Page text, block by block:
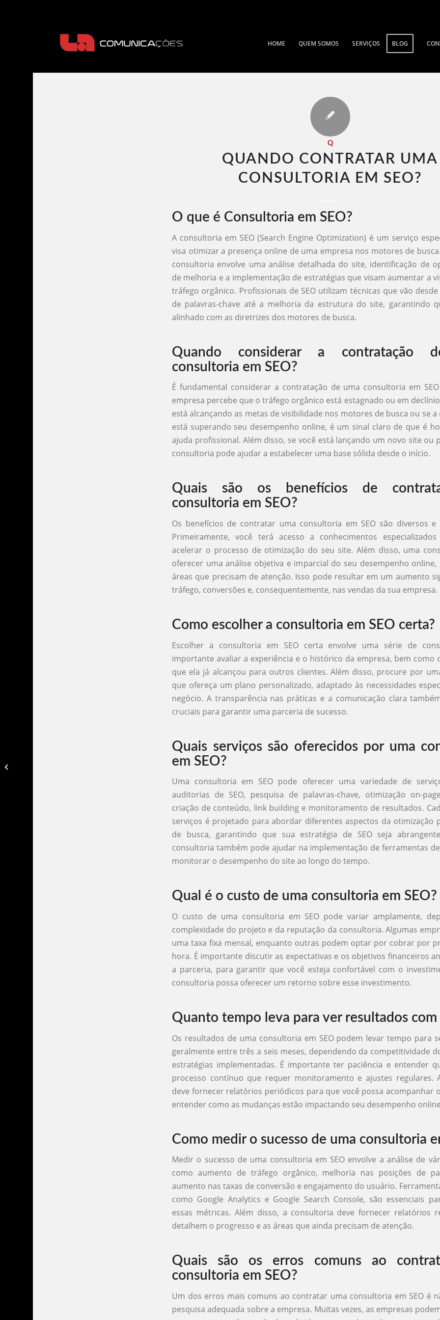
HOME QUEM SOMOS SERVIÇOS BLOG
Q
QUANDO CONTRATAR UMA
CONSULTORIA EM SEO​?
O que é Consultoria em SEO?
A consultoria em SEO (Search Engine Optimization) é um serviço
visa otimizar a presença online de uma empresa nos motores de
consultoria envolve uma análise detalhada do site, identificação de
de melhoria e a implementação de estratégias que visam aumentar a
tráfego orgânico. Profissionais de SEO utilizam técnicas que vão
de palavras-chave até a melhoria da estrutura do site, garantindo
alinhado com as diretrizes dos motores de busca.
Quando considerar a contratação
consultoria em SEO?
É fundamental considerar a contratação de uma consultoria em
empresa percebe que o tráfego orgânico está estagnado ou em
está alcançando as metas de visibilidade nos motores de busca ou se
está superando seu desempenho online, é um sinal claro de que é
ajuda profissional. Além disso, se você está lançando um novo site ou
consultoria pode ajudar a estabelecer uma base sólida desde o início.
Quais são os benefícios de
consultoria em SEO?
Os benefícios de contratar uma consultoria em SEO são diversos e
Primeiramente, você terá acesso a conhecimentos
acelerar o processo de otimização do seu site. Além disso, uma
oferecer uma análise objetiva e imparcial do seu desempenho online,
áreas que precisam de atenção. Isso pode resultar em um aumento
tráfego, conversões e, consequentemente, nas vendas da sua empresa.
Como escolher a consultoria em SEO certa?
Escolher a consultoria em SEO certa envolve uma série de
importante avaliar a experiência e o histórico da empresa, bem como
que ela já alcançou para outros clientes. Além disso, procure por
que ofereça um plano personalizado, adaptado às necessidades
negócio. A transparência nas práticas e a comunicação clara
cruciais para garantir uma parceria de sucesso.
Quais serviços são oferecidos por uma
em SEO?
Uma consultoria em SEO pode oferecer uma variedade de
auditorias de SEO, pesquisa de palavras-chave, otimização on-
criação de conteúdo, link building e monitoramento de resultados.
serviços é projetado para abordar diferentes aspectos da otimização
de busca, garantindo que sua estratégia de SEO seja
consultoria também pode ajudar na implementação de ferramentas
monitorar o desempenho do site ao longo do tempo.
Qual é o custo de uma consultoria em SEO?
O custo de uma consultoria em SEO pode variar amplamente,
complexidade do projeto e da reputação da consultoria. Algumas
uma taxa fixa mensal, enquanto outras podem optar por cobrar por
hora. É importante discutir as expectativas e os objetivos financeiros
a parceria, para garantir que você esteja confortável com o
consultoria possa oferecer um retorno sobre esse investimento.
Quanto tempo leva para ver resultados com
Os resultados de uma consultoria em SEO podem levar tempo para
geralmente entre três a seis meses, dependendo da competitividade
estratégias implementadas. É importante ter paciência e entender
processo contínuo que requer monitoramento e ajustes regulares.
deve fornecer relatórios periódicos para que você possa acompanhar
entender como as mudanças estão impactando seu desempenho
Como medir o sucesso de uma consultoria
Medir o sucesso de uma consultoria em SEO envolve a análise de
como aumento de tráfego orgânico, melhoria nas posições de
aumento nas taxas de conversão e engajamento do usuário.
como Google Analytics e Google Search Console, são essenciais
essas métricas. Além disso, a consultoria deve fornecer relatórios
detalhem o progresso e as áreas que ainda precisam de atenção.
Quais são os erros comuns ao
consultoria em SEO?
Um dos erros mais comuns ao contratar uma consultoria em SEO é
pesquisa adequada sobre a empresa. Muitas vezes, as empresas